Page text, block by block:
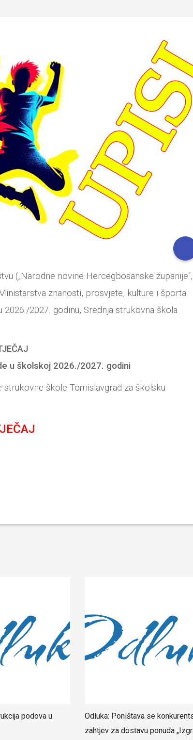
(„Narodne novine Hercegbosanske županije“,
znanosti, prosvjete, kulture i športa
2027. godinu, Srednja strukovna škola
u školskoj 2026./2027. godini
strukovne škole Tomislavgrad za školsku
podova u
Odluka: Poništava se
zahtjev za dostavu ponuda
razrede u školskoj
Obavijest: Termini popravnih ispita
2025./2026.